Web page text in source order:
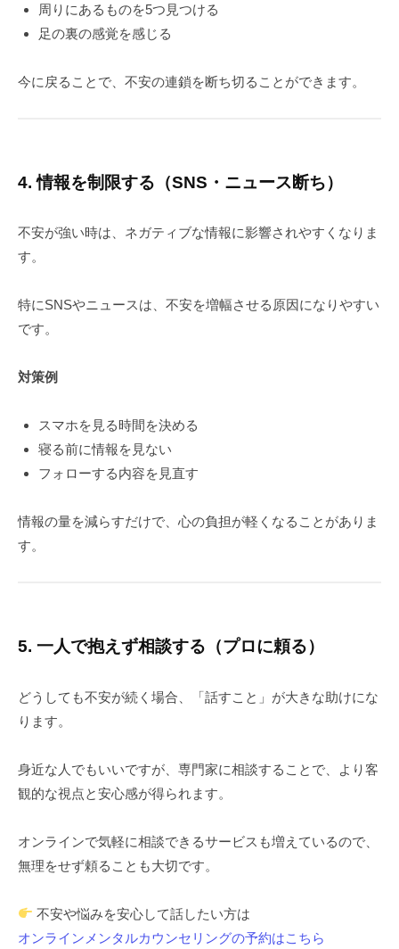
周りにあるものを5つ見つける
足の裏の感覚を感じる
今に戻ることで、不安の連鎖を断ち切ることができます。
4. 情報を制限する（SNS・ニュース断ち）
不安が強い時は、ネガティブな情報に影響されやすくなりま
す。
特にSNSやニュースは、不安を増幅させる原因になりやすい
です。
対策例
スマホを見る時間を決める
寝る前に情報を見ない
フォローする内容を見直す
情報の量を減らすだけで、心の負担が軽くなることがありま
す。
5. 一人で抱えず相談する（プロに頼る）
どうしても不安が続く場合、「話すこと」が大きな助けにな
ります。
身近な人でもいいですが、専門家に相談することで、より客
観的な視点と安心感が得られます。
オンラインで気軽に相談できるサービスも増えているので、
無理をせず頼ることも大切です。
不安や悩みを安心して話したい方は
オンラインメンタルカウンセリングの予約はこちら